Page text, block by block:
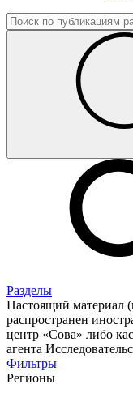
Разделы
Настоящий материал
распространен
центр «Сова» либо
агента
Фильтры
Регионы